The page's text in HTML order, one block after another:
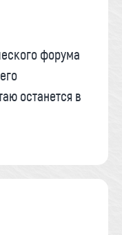
форума
останется в